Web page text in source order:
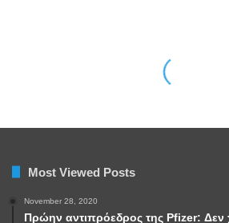
Most Viewed Posts
November 28, 2020
Πρώην αντιπρόεδρος της Pfizer: Δεν